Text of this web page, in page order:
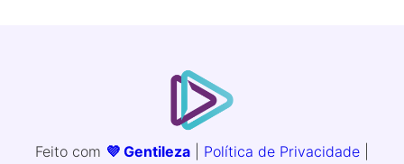
Feito com 💜 Gentileza Política de Privacidade